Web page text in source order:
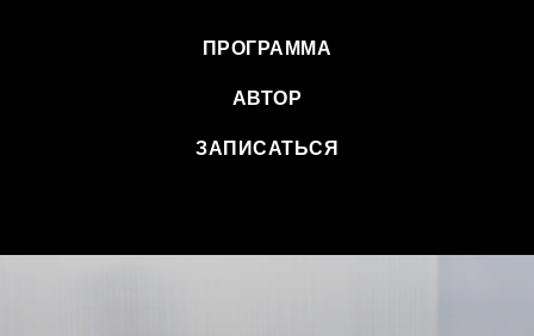
ПРОГРАММА
АВТОР
ЗАПИСАТЬСЯ